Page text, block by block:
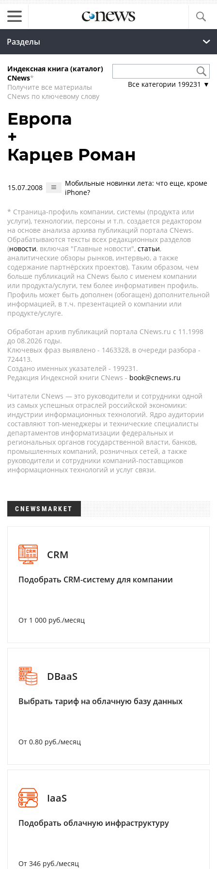
Разделы
Индексная книга (каталог)
CNews*
Получите все материалы
CNews по ключевому слову
Все категории 199231 ▼
Европа
+
Карцев Роман
15.07.2008
Мобильные новинки лета: что еще, кроме
iPhone?
* Страница-профиль компании, системы (продукта или
услуги), технологии, персоны и т.п. создается редактором
на основе анализа архива публикаций портала CNews.
Обрабатываются тексты всех редакционных разделов
(новости, включая "Главные новости", статьи,
аналитические обзоры рынков, интервью, а также
содержание партнёрских проектов). Таким образом, чем
больше публикаций на CNews было с именем компании
или продукта/услуги, тем более информативен профиль.
Профиль может быть дополнен (обогащен) дополнительной
информацией, в т.ч. презентацией о компании или
продукте/услуге.
Обработан архив публикаций портала CNews.ru c 11.1998
до 08.2026 годы.
Ключевых фраз выявлено - 1463328, в очереди разбора -
724413.
Создано именных указателей - 199231.
Редакция Индексной книги CNews - book@cnews.ru
Читатели CNews — это руководители и сотрудники одной
из самых успешных отраслей российской экономики:
индустрии информационных технологий. Ядро аудитории
составляют топ-менеджеры и технические специалисты
департаментов информатизации федеральных и
региональных органов государственной власти, банков,
промышленных компаний, розничных сетей, а также
руководители и сотрудники компаний-поставщиков
информационных технологий и услуг связи.
CNEWSMARKET
CRM
Подобрать CRM-систему для компании
От 1 000 руб./месяц
DBaaS
Выбрать тариф на облачную базу данных
От 0.80 руб./месяц
IaaS
Подобрать облачную инфраструктуру
От 346 руб./месяц